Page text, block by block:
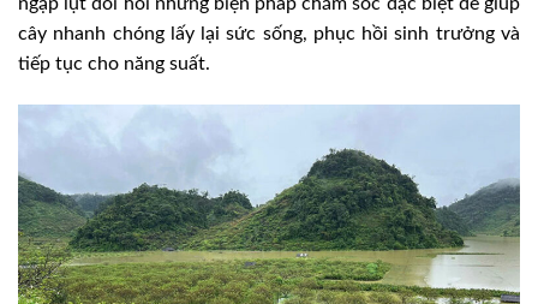
cây nhanh chóng lấy lại sức sống, phục hồi sinh trưởng và
tiếp tục cho năng suất.